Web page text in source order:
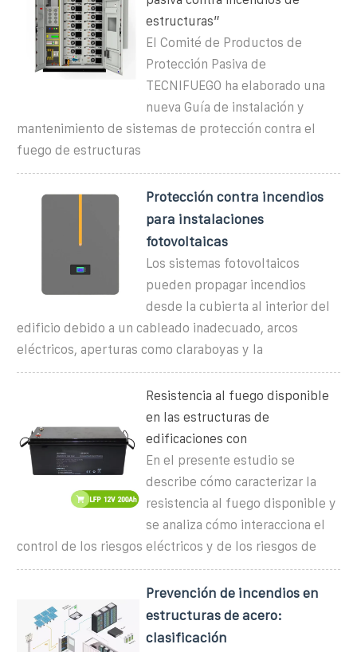
estructuras”
El Comité de Productos de
Protección Pasiva de
TECNIFUEGO ha elaborado una
nueva Guía de instalación y
mantenimiento de sistemas de protección contra el
fuego de estructuras
Protección contra incendios
para instalaciones
fotovoltaicas
Los sistemas fotovoltaicos
pueden propagar incendios
desde la cubierta al interior del
edificio debido a un cableado inadecuado, arcos
eléctricos, aperturas como claraboyas y la
Resistencia al fuego disponible
en las estructuras de
edificaciones con
En el presente estudio se
describe cómo caracterizar la
resistencia al fuego disponible y
se analiza cómo interacciona el
control de los riesgos eléctricos y de los riesgos de
Prevención de incendios en
estructuras de acero:
clasificación